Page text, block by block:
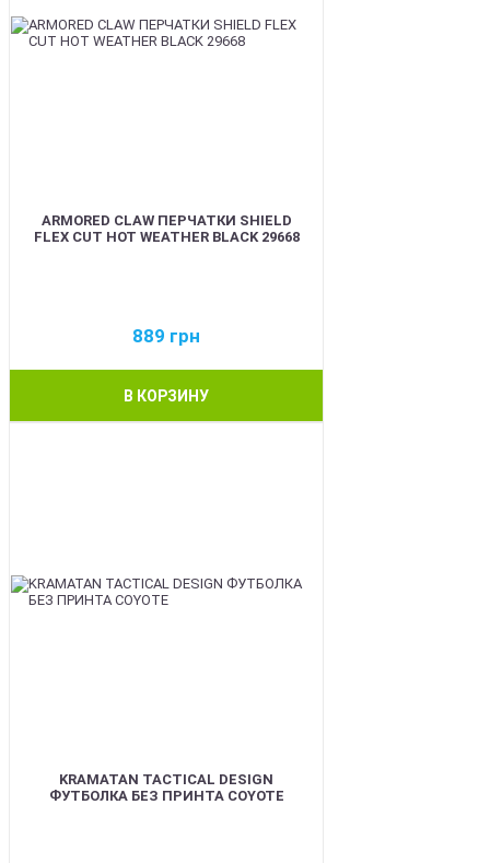
ARMORED CLAW ПЕРЧАТКИ SHIELD
FLEX CUT HOT WEATHER BLACK 29668
889 грн
В КОРЗИНУ
KRAMATAN TACTICAL DESIGN
ФУТБОЛКА БЕЗ ПРИНТА COYOTE